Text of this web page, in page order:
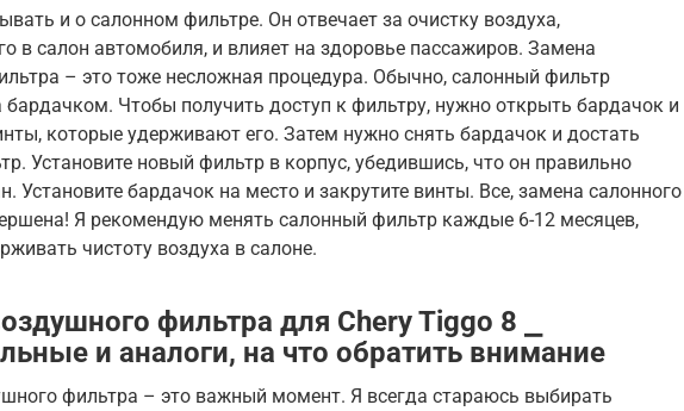
и о салонном фильтре. Он отвечает за очистку воздуха,
в салон автомобиля, и влияет на здоровье пассажиров. Замена
– это тоже несложная процедура. Обычно, салонный фильтр
бардачком. Чтобы получить доступ к фильтру, нужно открыть бардачок и
которые удерживают его. Затем нужно снять бардачок и достать
Установите новый фильтр в корпус, убедившись, что он правильно
Установите бардачок на место и закрутите винты. Все, замена салонного
Я рекомендую менять салонный фильтр каждые 6-12 месяцев,
чистоту воздуха в салоне.
фильтра для Chery Tiggo 8 ⎯
и аналоги, на что обратить внимание
фильтра – это важный момент. Я всегда стараюсь выбирать